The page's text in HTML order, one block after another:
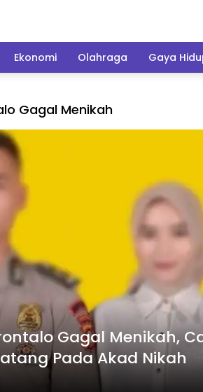
Ekonomi Olahraga Gaya
Gagal Menikah
Gagal Menikah,
Pada Akad Nikah